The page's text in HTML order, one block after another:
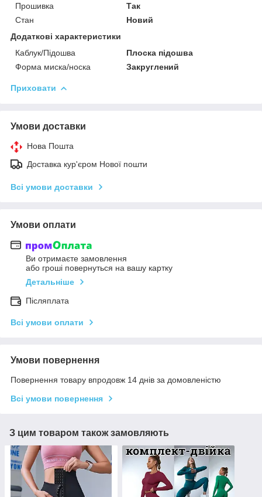
Прошивка
Так
Стан
Новий
Додаткові характеристики
Каблук/Підошва
Плоска підошва
Форма миска/носка
Закруглений
Приховати
Умови доставки
Нова Пошта
Доставка кур'єром Нової пошти
Всі умови доставки
Умови оплати
Ви отримаєте замовлення
або гроші повернуться на вашу картку
Детальніше
Післяплата
Всі умови оплати
Умови повернення
Повернення товару впродовж 14 днів за домовленістю
Всі умови повернення
З цим товаром також замовляють